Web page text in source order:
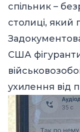
спільник –
столиці, який
США
ухилення від